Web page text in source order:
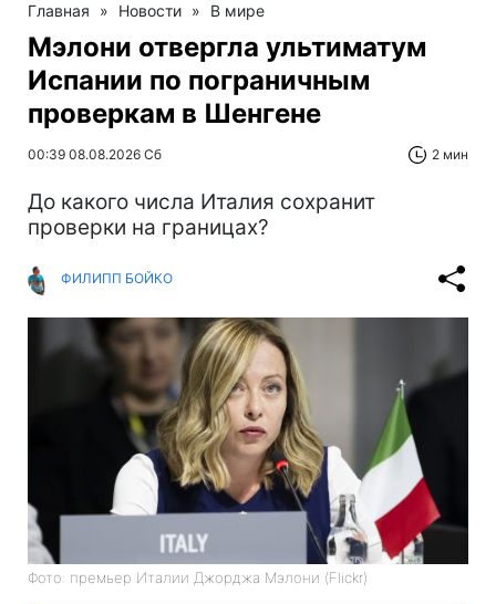
Главная » Новости » В мире
Мэлони отвергла ультиматум
Испании по пограничным
проверкам в Шенгене
00:39 08.08.2026 Сб 2 мин
До какого числа Италия сохранит
проверки на границах?
ФИЛИПП БОЙКО
Фото: премьер Италии Джорджа Мэлони (Flickr)